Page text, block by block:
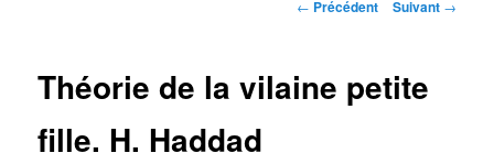
← Précédent Suivant →
Théorie de la vilaine petite
fille. H. Haddad